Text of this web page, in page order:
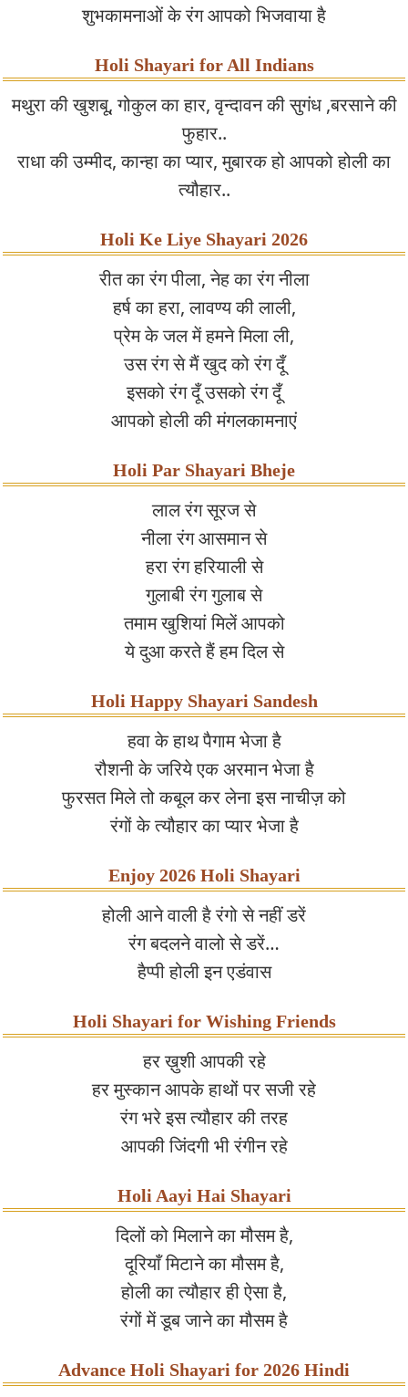
शुभकामनाओं के रंग आपको भिजवाया है
Holi Shayari for All Indians
मथुरा की खुशबू, गोकुल का हार, वृन्दावन की सुगंध ,बरसाने की
फुहार..
राधा की उम्मीद, कान्हा का प्यार, मुबारक हो आपको होली का
त्यौहार..
Holi Ke Liye Shayari 2026
रीत का रंग पीला, नेह का रंग नीला
हर्ष का हरा, लावण्य की लाली,
प्रेम के जल में हमने मिला ली,
उस रंग से मैं खुद को रंग दूँ
इसको रंग दूँ उसको रंग दूँ
आपको होली की मंगलकामनाएं
Holi Par Shayari Bheje
लाल रंग सूरज से
नीला रंग आसमान से
हरा रंग हरियाली से
गुलाबी रंग गुलाब से
तमाम खुशियां मिलें आपको
ये दुआ करते हैं हम दिल से
Holi Happy Shayari Sandesh
हवा के हाथ पैगाम भेजा है
रौशनी के जरिये एक अरमान भेजा है
फुरसत मिले तो कबूल कर लेना इस नाचीज़ को
रंगों के त्यौहार का प्यार भेजा है
Enjoy 2026 Holi Shayari
होली आने वाली है रंगो से नहीं डरें
रंग बदलने वालो से डरें…
हैप्पी होली इन एडंवास
Holi Shayari for Wishing Friends
हर ख़ुशी आपकी रहे
हर मुस्कान आपके हाथों पर सजी रहे
रंग भरे इस त्यौहार की तरह
आपकी जिंदगी भी रंगीन रहे
Holi Aayi Hai Shayari
दिलों को मिलाने का मौसम है,
दूरियाँ मिटाने का मौसम है,
होली का त्यौहार ही ऐसा है,
रंगों में डूब जाने का मौसम है
Advance Holi Shayari for 2026 Hindi